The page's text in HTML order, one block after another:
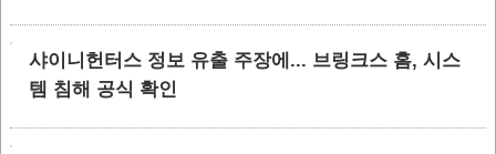
샤이니헌터스 정보 유출 주장에... 브링크스 홈, 시스
템 침해 공식 확인